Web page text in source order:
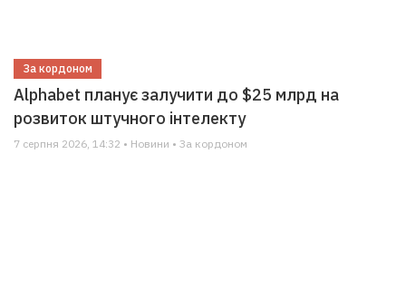
За кордоном
Alphabet планує залучити до $25 млрд на
розвиток штучного інтелекту
7 серпня 2026, 14:32 • Новини • За кордоном